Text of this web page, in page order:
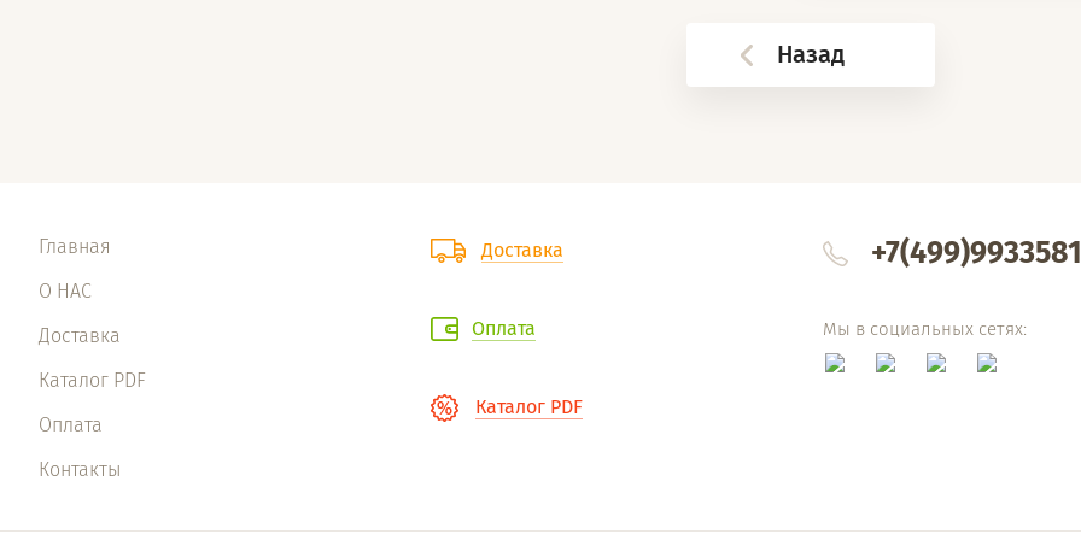
Назад
Главная
О НАС
Доставка
Каталог PDF
Оплата
Контакты
Доставка
Оплата
Каталог PDF
+7(499)9933581
Мы в социальных сетях: